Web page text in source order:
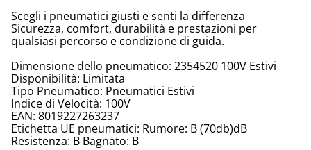
Scegli i pneumatici giusti e senti la differenza
Sicurezza, comfort, durabilità e prestazioni per
qualsiasi percorso e condizione di guida.
Dimensione dello pneumatico: 2354520 100V Estivi
Disponibilità: Limitata
Tipo Pneumatico: Pneumatici Estivi
Indice di Velocità: 100V
EAN: 8019227263237
Etichetta UE pneumatici: Rumore: B (70db)dB
Resistenza: B Bagnato: B